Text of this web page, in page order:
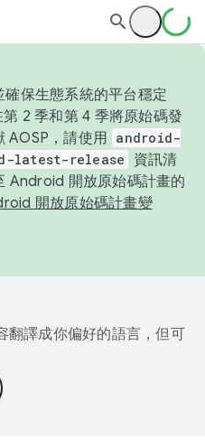
保生態系統的平台穩定
2 季和第 4 季將原始碼發
AOSP，請使用 android-
latest-release
資訊清
Android 開放原始碼計畫的
開放原始碼計畫變
翻譯成你偏好的語言，但可